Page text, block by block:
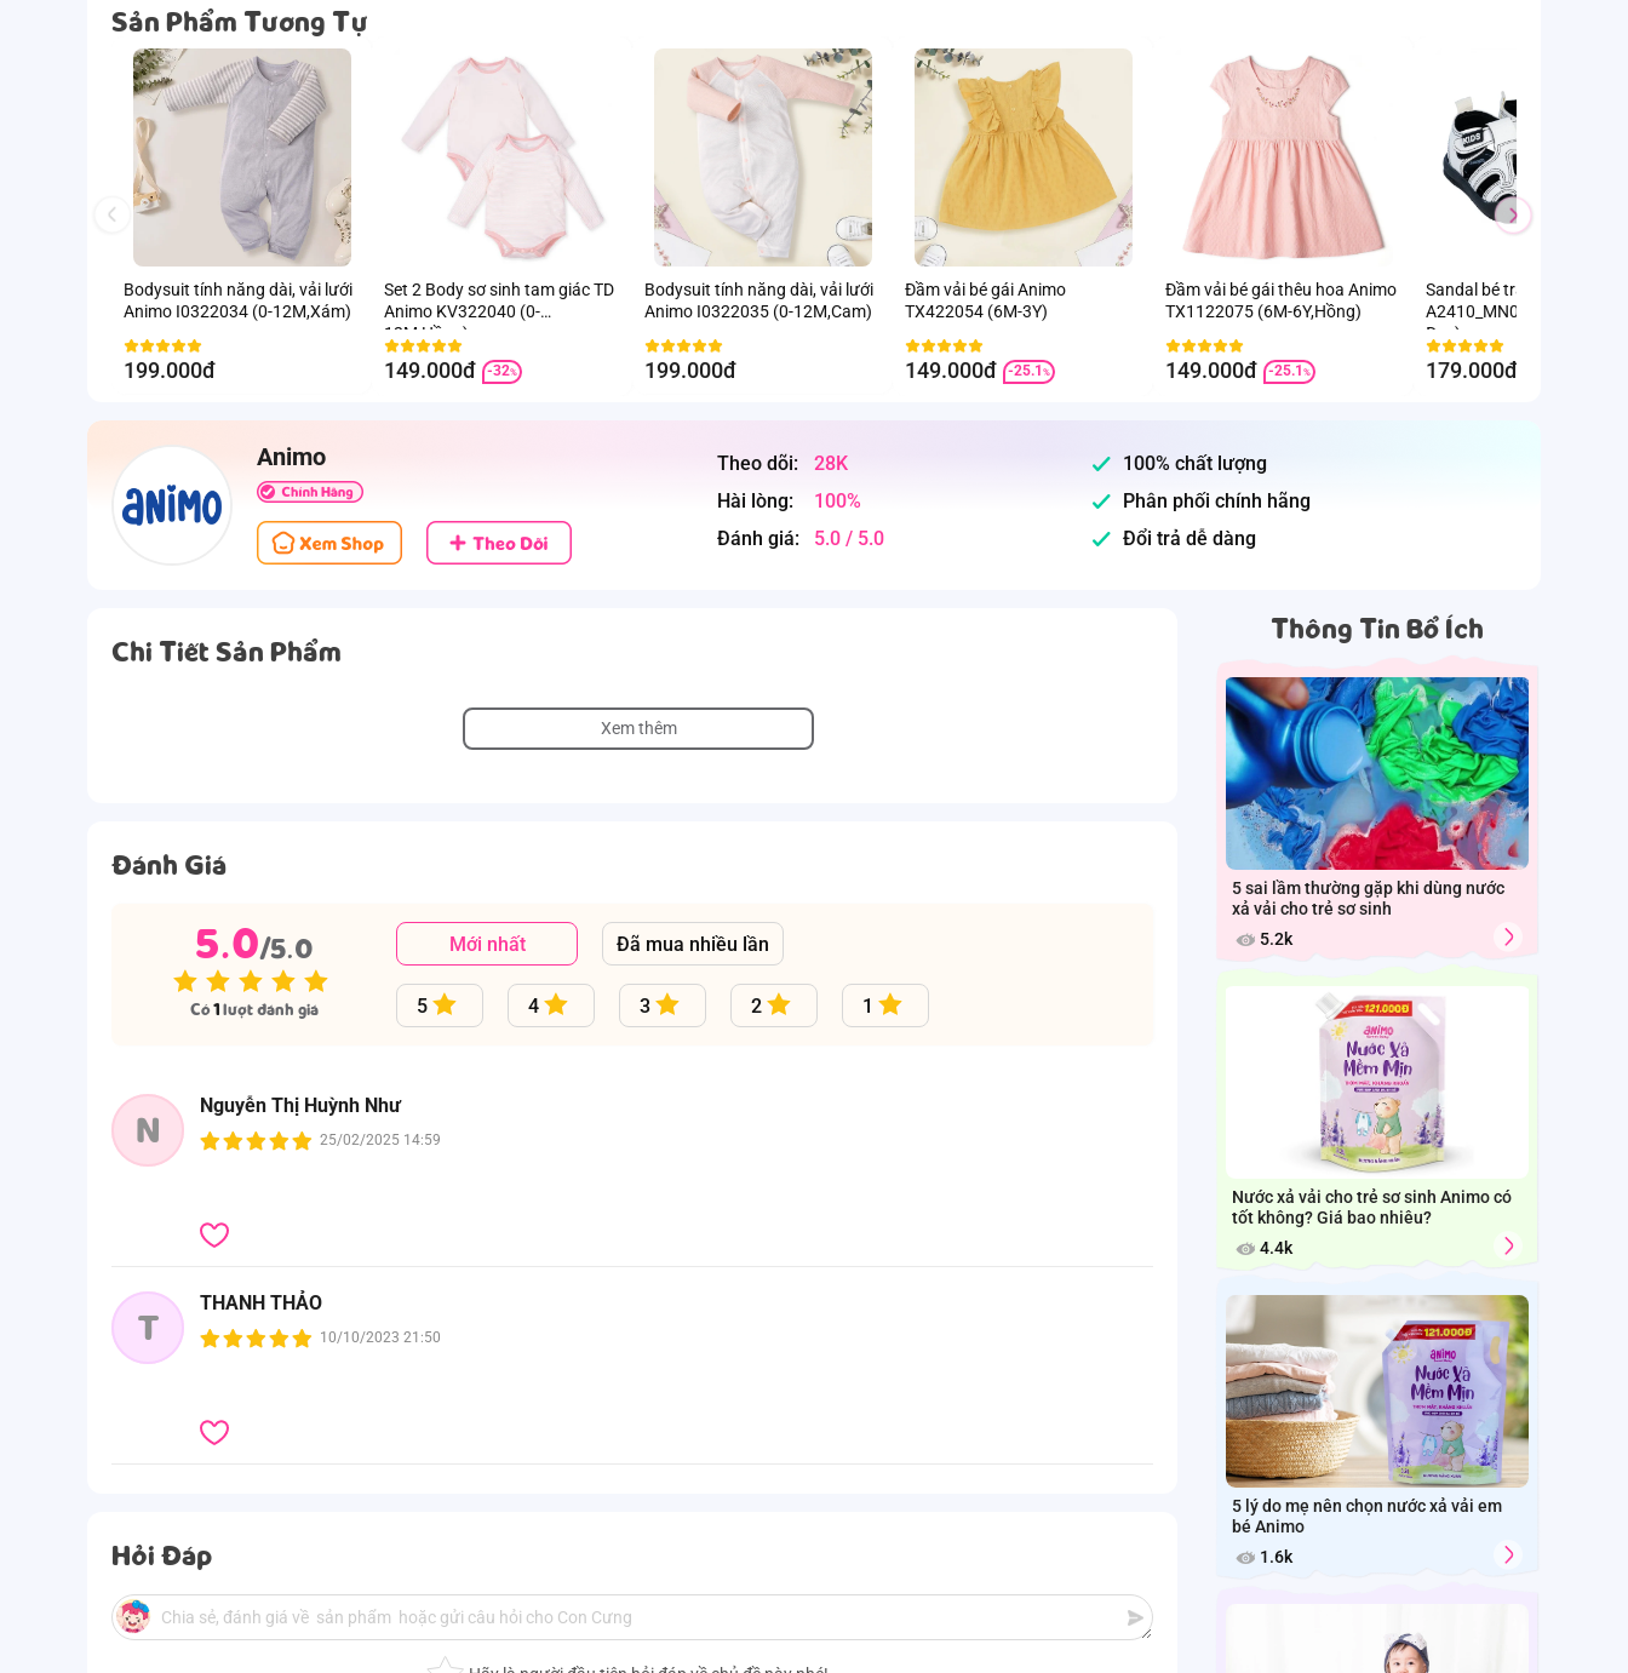
Sản Phẩm Tương Tự
Bodysuit tính năng dài, vải lưới
Animo I0322034 (0-12M,Xám)
199.000đ
Set 2 Body sơ sinh tam giác TD
Animo KV322040 (0-
12M,Hồng)
149.000đ -32%
Bodysuit tính năng dài, vải lưới
Animo I0322035 (0-12M,Cam)
199.000đ
Đầm vải bé gái Animo
TX422054 (6M-3Y)
149.000đ -25.1 %
Đầm vải bé gái thêu hoa Animo
TX1122075 (6M-6Y,Hồng)
149.000đ -25.1 %
Sandal bé trai Animo
A2410_MN026 (17-
Đen)
179.000đ
Animo Theo dõi:
28K
Hài lòng:
100%
Đánh giá:
5.0 / 5.0
100% chất lượng
Phân phối chính hãng
Đổi trả dễ dàng
Chi Tiết Sản Phẩm
Xem thêm
Đánh Giá
5.0/5.0
Có1lượt đánh giá
Mới nhất Đã mua nhiều lần
5 4 3 2 1
N
Nguyễn Thị Huỳnh Như
25/02/2025 14:59
T
THANH THẢO
10/10/2023 21:50
Hỏi Đáp
Thông Tin Bổ Ích
5 sai lầm thường gặp khi dùng nước
xả vải cho trẻ sơ sinh
5.2k
Nước xả vải cho trẻ sơ sinh Animo có
tốt không? Giá bao nhiêu?
4.4k
5 lý do mẹ nên chọn nước xả vải em
bé Animo
1.6k